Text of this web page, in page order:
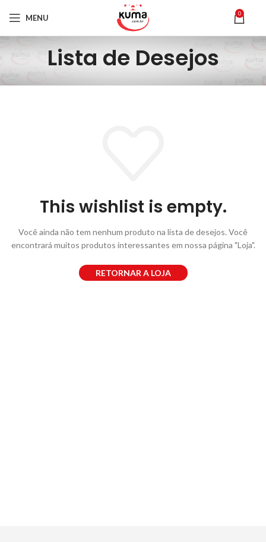
MENU 0
Lista de Desejos
This wishlist is empty.
Você ainda não tem nenhum produto na lista de desejos. Você
encontrará muitos produtos interessantes em nossa página "Loja".
RETORNAR A LOJA